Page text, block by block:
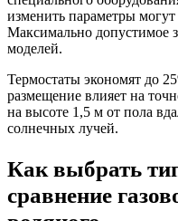
изменить параметры могут
Максимально допустимое
моделей.
Термостаты экономят до
размещение влияет на
на высоте 1,5 м от пола
солнечных лучей.
Как выбрать
сравнение